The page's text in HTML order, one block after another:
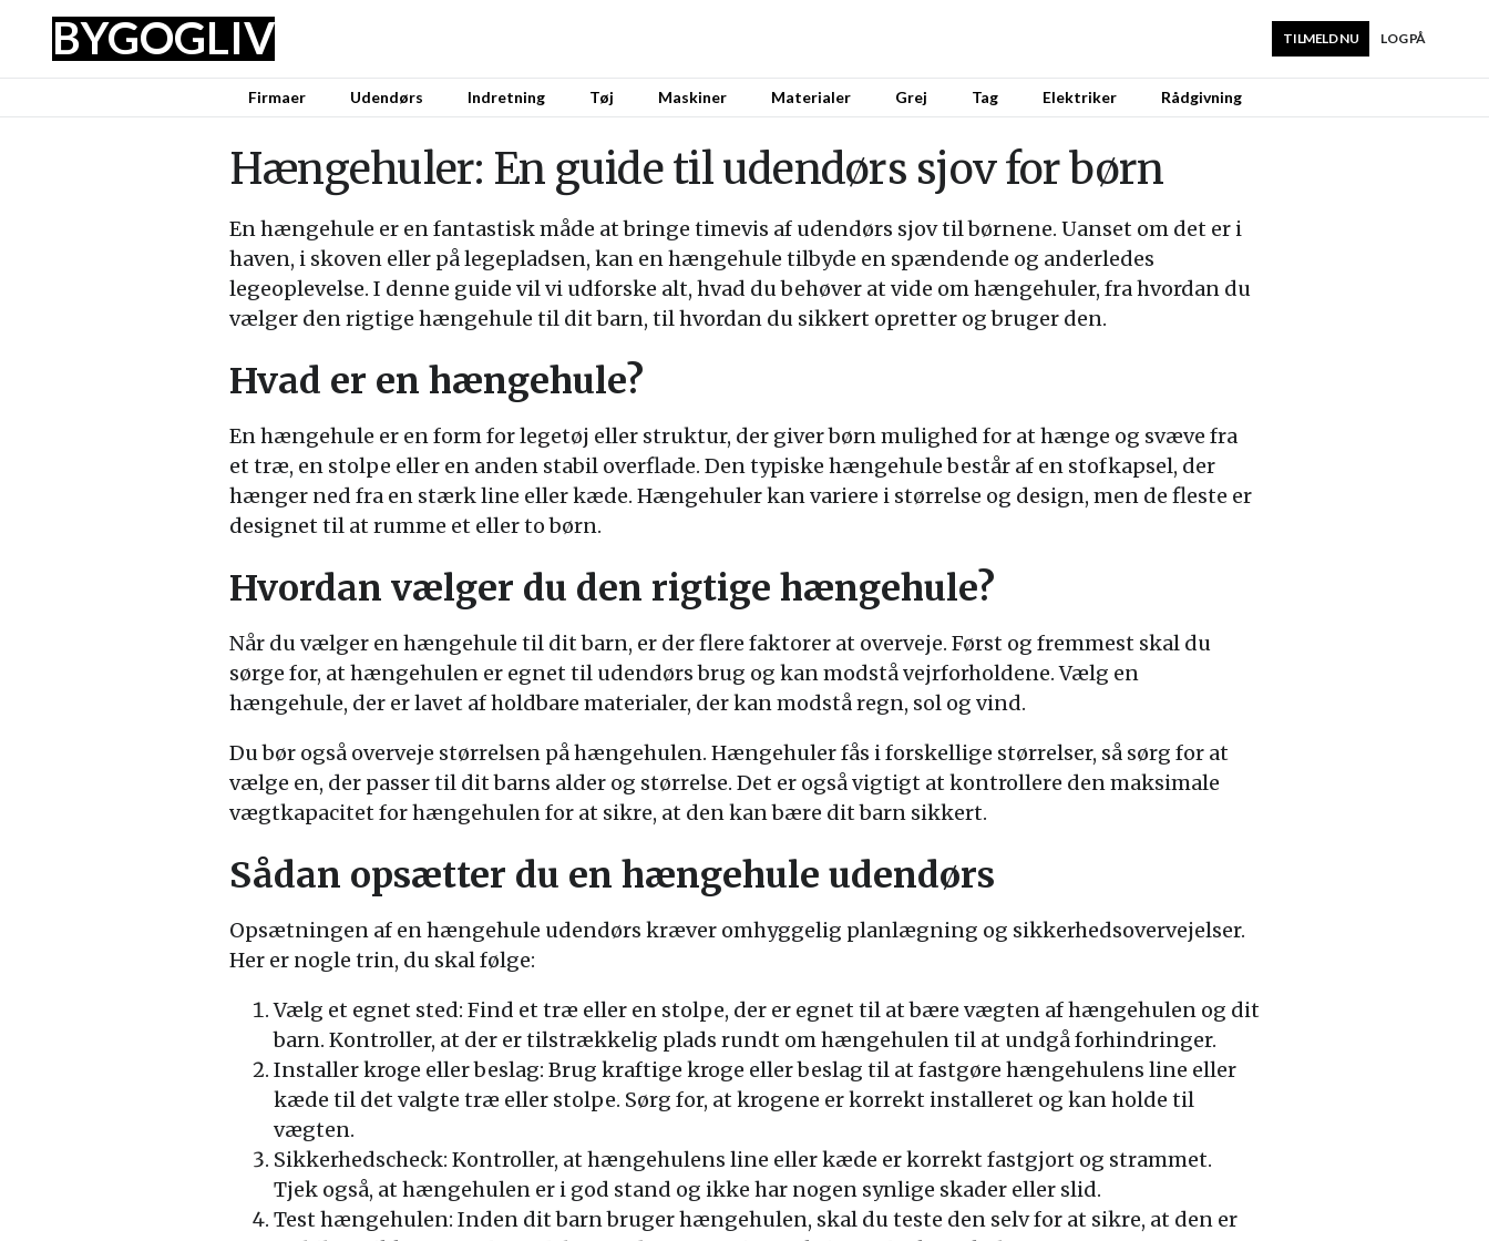
BYGOGLIV LOG PÅ
TILMELD NU
Firmaer Udendørs Indretning Tøj Maskiner Materialer Grej Tag Elektriker Rådgivning
Hængehuler: En guide til udendørs sjov for børn
En hængehule er en fantastisk måde at bringe timevis af udendørs sjov til børnene. Uanset om det er i
haven, i skoven eller på legepladsen, kan en hængehule tilbyde en spændende og anderledes
legeoplevelse. I denne guide vil vi udforske alt, hvad du behøver at vide om hængehuler, fra hvordan du
vælger den rigtige hængehule til dit barn, til hvordan du sikkert opretter og bruger den.
Hvad er en hængehule?
En hængehule er en form for legetøj eller struktur, der giver børn mulighed for at hænge og svæve fra
et træ, en stolpe eller en anden stabil overflade. Den typiske hængehule består af en stofkapsel, der
hænger ned fra en stærk line eller kæde. Hængehuler kan variere i størrelse og design, men de fleste er
designet til at rumme et eller to børn.
Hvordan vælger du den rigtige hængehule?
Når du vælger en hængehule til dit barn, er der flere faktorer at overveje. Først og fremmest skal du
sørge for, at hængehulen er egnet til udendørs brug og kan modstå vejrforholdene. Vælg en
hængehule, der er lavet af holdbare materialer, der kan modstå regn, sol og vind.
Du bør også overveje størrelsen på hængehulen. Hængehuler fås i forskellige størrelser, så sørg for at
vælge en, der passer til dit barns alder og størrelse. Det er også vigtigt at kontrollere den maksimale
vægtkapacitet for hængehulen for at sikre, at den kan bære dit barn sikkert.
Sådan opsætter du en hængehule udendørs
Opsætningen af en hængehule udendørs kræver omhyggelig planlægning og sikkerhedsovervejelser.
Her er nogle trin, du skal følge:
Vælg et egnet sted: Find et træ eller en stolpe, der er egnet til at bære vægten af hængehulen og dit
barn. Kontroller, at der er tilstrækkelig plads rundt om hængehulen til at undgå forhindringer.
Installer kroge eller beslag: Brug kraftige kroge eller beslag til at fastgøre hængehulens line eller
kæde til det valgte træ eller stolpe. Sørg for, at krogene er korrekt installeret og kan holde til
vægten.
Sikkerhedscheck: Kontroller, at hængehulens line eller kæde er korrekt fastgjort og strammet.
Tjek også, at hængehulen er i god stand og ikke har nogen synlige skader eller slid.
Test hængehulen: Inden dit barn bruger hængehulen, skal du teste den selv for at sikre, at den er